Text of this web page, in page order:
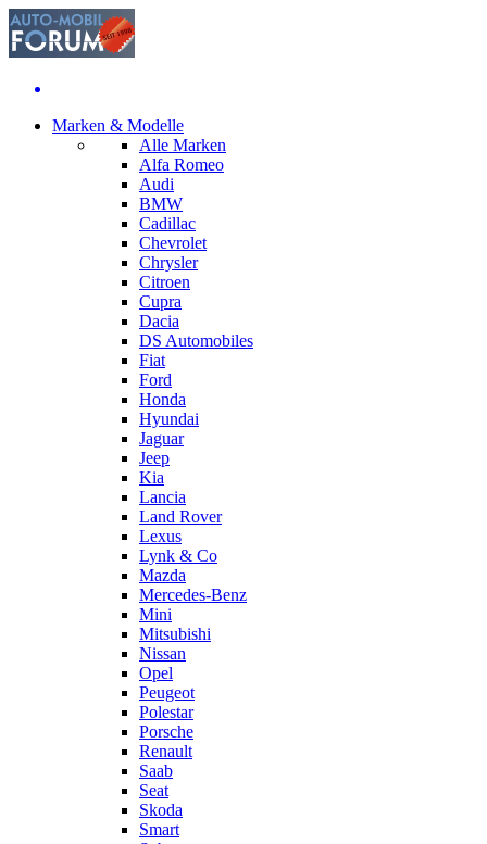
Marken & Modelle
Alle Marken
Alfa Romeo
Audi
BMW
Cadillac
Chevrolet
Chrysler
Citroen
Cupra
Dacia
DS Automobiles
Fiat
Ford
Honda
Hyundai
Jaguar
Jeep
Kia
Lancia
Land Rover
Lexus
Lynk & Co
Mazda
Mercedes-Benz
Mini
Mitsubishi
Nissan
Opel
Peugeot
Polestar
Porsche
Renault
Saab
Seat
Skoda
Smart